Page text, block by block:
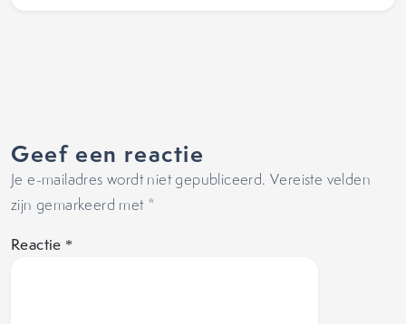
Geef een reactie
Je e-mailadres wordt niet gepubliceerd. Vereiste velden
zijn gemarkeerd met *
Reactie *